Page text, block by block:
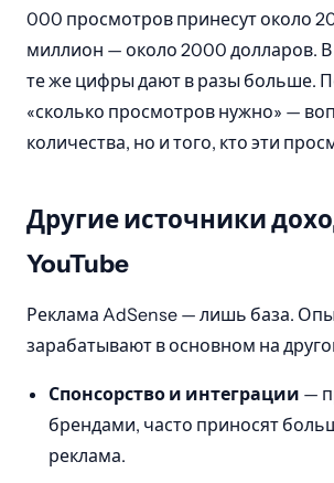
000 просмотров принесут около
миллион — около 2000 долларов.
те же цифры дают в разы больше.
«сколько просмотров нужно» —
количества, но и того, кто эти
Другие источники
YouTube
Реклама AdSense — лишь база.
зарабатывают в основном на
Спонсорство и интеграции —
брендами, часто приносят
реклама.